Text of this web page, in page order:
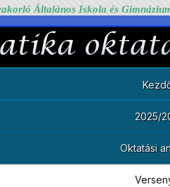
Általános Iskola és
2025/
Oktatási